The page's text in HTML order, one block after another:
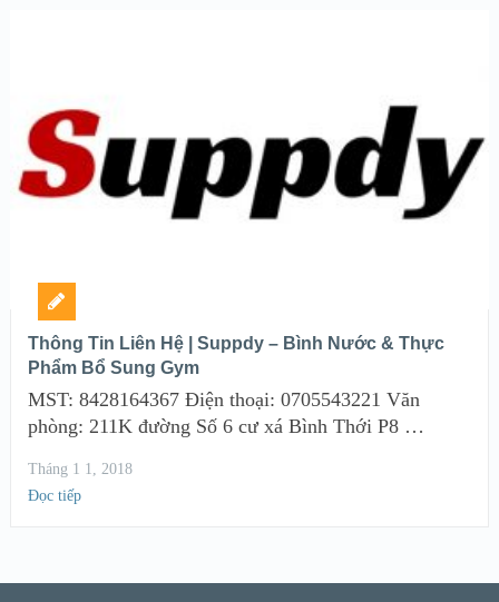
Thông Tin Liên Hệ | Suppdy – Bình Nước & Thực
Phẩm Bổ Sung Gym
MST: 8428164367 Điện thoại: 0705543221 Văn
phòng: 211K đường Số 6 cư xá Bình Thới P8 …
Tháng 1 1, 2018
Đọc tiếp